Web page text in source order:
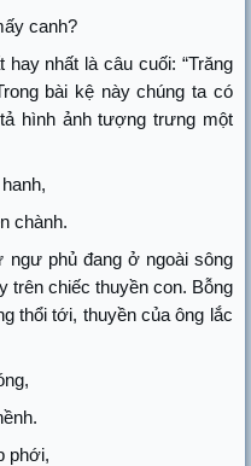
canh?
nhất là câu cuối: “Trăng
bài kệ này chúng ta có
hình ảnh tượng trưng một
chành.
phủ đang ở ngoài sông
trên chiếc thuyền con. Bỗng
thổi tới, thuyền của ông lắc
phới,